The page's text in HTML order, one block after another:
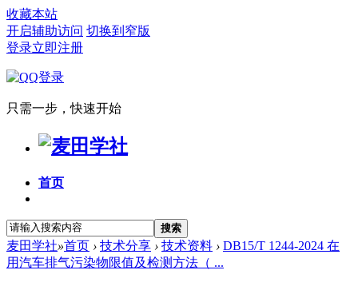
收藏本站
开启辅助访问 切换到窄版
登录立即注册
只需一步，快速开始
首页
搜索
麦田学社»首页 › 技术分享 › 技术资料 › DB15/T 1244-2024 在
用汽车排气污染物限值及检测方法（ ...